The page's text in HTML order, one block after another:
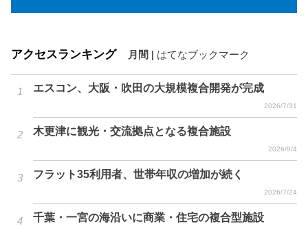
アクセスランキング 月間 はてなブックマーク
エスコン、大阪・吹田の大規模複合開発が完成
2026/7/31
木更津に観光・交流拠点となる複合施設
2026/8/4
フラット35利用者、世帯年収の増加が続く
2026/7/24
千葉・一宮の海沿いに商業・住宅の複合型施設